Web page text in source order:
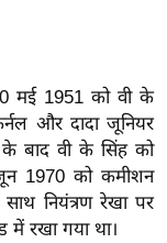
मई 1951 को वी के
और दादा जूनियर
बाद वी के सिंह को
1970 को कमीशन
नियंत्रण रेखा पर
में रखा गया था।